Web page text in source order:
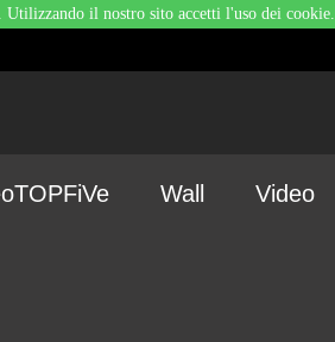
Wall Video
il nostro sito accetti l'uso dei cookie.